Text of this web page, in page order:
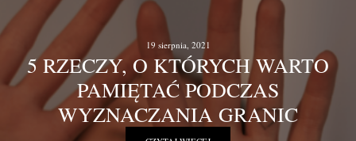
19 sierpnia, 2021
5 RZECZY, O KTÓRYCH WARTO
PAMIĘTAĆ PODCZAS
WYZNACZANIA GRANIC